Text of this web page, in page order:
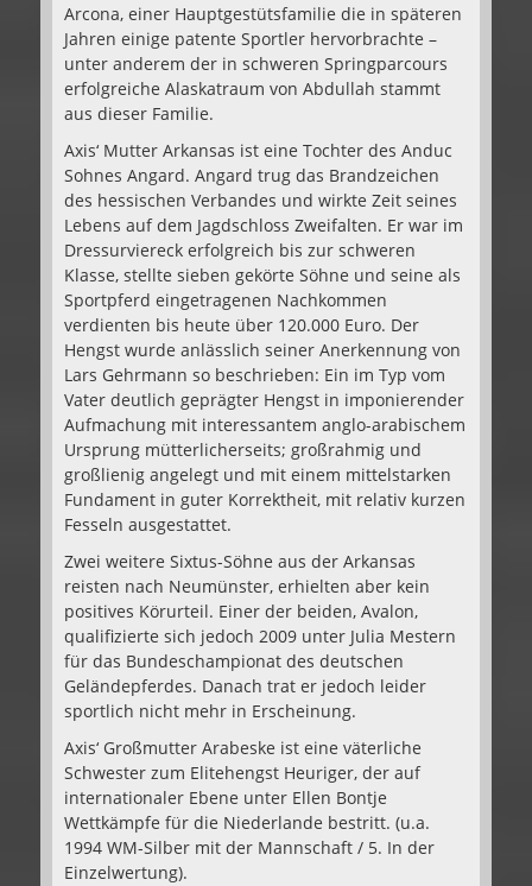
Arcona, einer Hauptgestütsfamilie die in späteren
Jahren einige patente Sportler hervorbrachte –
unter anderem der in schweren Springparcours
erfolgreiche Alaskatraum von Abdullah stammt
aus dieser Familie.
Axis‘ Mutter Arkansas ist eine Tochter des Anduc
Sohnes Angard. Angard trug das Brandzeichen
des hessischen Verbandes und wirkte Zeit seines
Lebens auf dem Jagdschloss Zweifalten. Er war im
Dressurviereck erfolgreich bis zur schweren
Klasse, stellte sieben gekörte Söhne und seine als
Sportpferd eingetragenen Nachkommen
verdienten bis heute über 120.000 Euro. Der
Hengst wurde anlässlich seiner Anerkennung von
Lars Gehrmann so beschrieben: Ein im Typ vom
Vater deutlich geprägter Hengst in imponierender
Aufmachung mit interessantem anglo-arabischem
Ursprung mütterlicherseits; großrahmig und
großlienig angelegt und mit einem mittelstarken
Fundament in guter Korrektheit, mit relativ kurzen
Fesseln ausgestattet.
Zwei weitere Sixtus-Söhne aus der Arkansas
reisten nach Neumünster, erhielten aber kein
positives Körurteil. Einer der beiden, Avalon,
qualifizierte sich jedoch 2009 unter Julia Mestern
für das Bundeschampionat des deutschen
Geländepferdes. Danach trat er jedoch leider
sportlich nicht mehr in Erscheinung.
Axis‘ Großmutter Arabeske ist eine väterliche
Schwester zum Elitehengst Heuriger, der auf
internationaler Ebene unter Ellen Bontje
Wettkämpfe für die Niederlande bestritt. (u.a.
1994 WM-Silber mit der Mannschaft / 5. In der
Einzelwertung).